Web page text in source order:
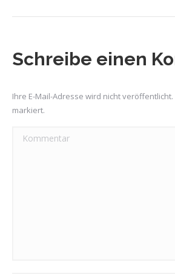
Schreibe einen
Ihre E-Mail-Adresse wird nicht
markiert.
Kommentar